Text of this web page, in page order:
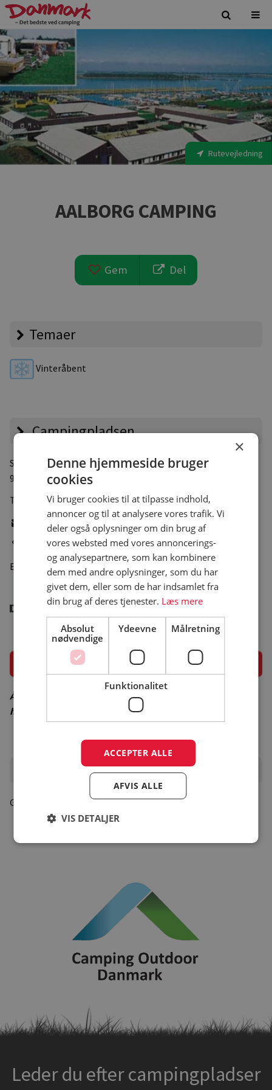
Rutevejledning
AALBORG CAMPING
Gem Del
Temaer
Vinteråbent
Campingpladsen
Skydebanevej 50
9000 Aalborg
Tlf.:
+45 98116044
Skriv e-mail
Gå til pladsens hjemmeside
Er medlem af
Åbningsperiode
Åbningsperiode er vejledende – besøg campingpladsens
hjemmeside for korrekt åbningsperiode
Oplevelser i området
Gå til turistinfo
Leder du efter campingpladser
×
Denne hjemmeside bruger
cookies
Vi bruger cookies til at tilpasse indhold,
annoncer og til at analysere vores trafik. Vi
deler også oplysninger om din brug af
vores websted med vores annoncerings-
og analysepartnere, som kan kombinere
dem med andre oplysninger, som du har
givet dem, eller som de har indsamlet fra
din brug af deres tjenester. Læs mere
Absolut
nødvendige
Ydeevne Målretning
Funktionalitet
ACCEPTER ALLE
AFVIS ALLE
VIS DETALJER